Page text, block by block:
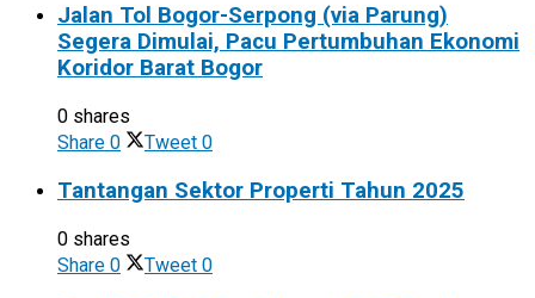
Jalan Tol Bogor-Serpong (via Parung)
Segera Dimulai, Pacu Pertumbuhan Ekonomi
Koridor Barat Bogor
0 shares
Share 0 Tweet 0
Tantangan Sektor Properti Tahun 2025
0 shares
Share 0 Tweet 0